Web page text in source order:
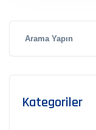
Kategoriler